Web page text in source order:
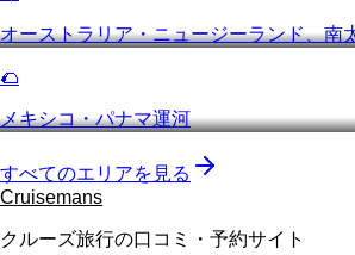
オーストラリア・ニュージーランド、南
🌮
メキシコ・パナマ運河
すべてのエリアを見る
Cruisemans
クルーズ旅行の口コミ・予約サイト